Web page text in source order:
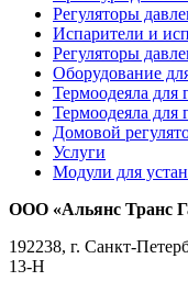
Регуляторы
Испарители и
Регуляторы
Оборудование
Термоодеяла для
Термоодеяла для
Домовой
Услуги
Модули для
ООО «Альянс Транс
192238, г. Санкт-
13-Н